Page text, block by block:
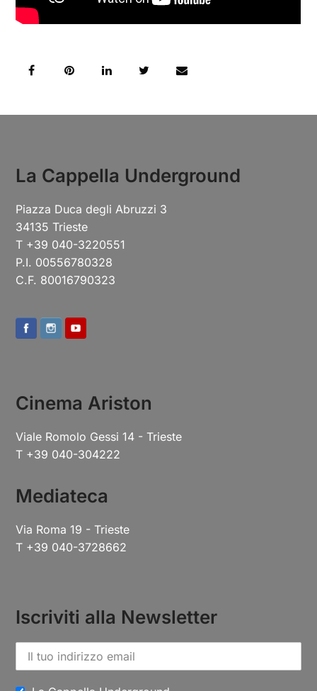
La Cappella Underground
Piazza Duca degli Abruzzi 3
34135 Trieste
T +39 040-3220551
P.I. 00556780328
C.F. 80016790323
Cinema Ariston
Viale Romolo Gessi 14 - Trieste
T +39 040-304222
Mediateca
Via Roma 19 - Trieste
T +39 040-3728662
Iscriviti alla Newsletter